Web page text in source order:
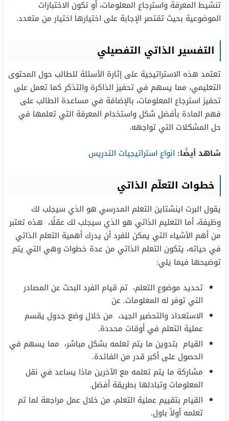
تنشيط المعرفة واسترجاع المعلومات، أو تكون الاختبارات
الموضوعية بحيث تقتصر الإجابة على اختيارها اختيار من متعدد.
التفسير الذاتي التفصيلي
تعتمد هذه الاستراتيجية على إثارة الأسئلة للطالب حول المحتوى
التعليمي، مما يسهم في تحفيز الذاكرة والتذكر كما تعمل على
تحفيز استرجاع المعلومات، بالإضافة في مساعدة الطالب على
فهم المادة بأفضل شكل واستخدام المعرفة التي تعلمها في
حل المشكلات التي تواجهه.
شاهد أيضًا: انواع استراتيجيات التدريس
خطوات التعلّم الذاتي
يقول البرت اينشتاين التعلم المدرسي هو الذي سيجلب لك
وظيفة، أما التعليم الذاتي هو الذي سيجلب لك عقلًا، هذه تعتبر
من أهم الأشياء التي يمكن للفرد أن يدرك أهمية التعلم الذاتي
في حياته، يتكون التعلم الذاتي من عدة خطوات وهي التي يتم
توضيحها فيما يلي:
تحديد موضوع التعلم، تم قيام الفرد البحث عن المصادر
التي توفر له المعلومات. عن
الاستعداد والتحضير الجيد، من خلال وضع جدول يقسم
عملية التعلم في أوقات محددة.
القيام بتدوين ما يتم تعلمه بشكل مباشر، مما يسهم في
الحصول على أكبر قدر من الفائدة.
مشاركة ما يتم تعلمه مع الآخرين ماذا يساعد في نقل
المعلومات وتبادلها بطريقة أفضل.
القيام بتقييم عملية التعلم، من خلال عمل مراجعة لما تم
تعلمه أولاً باول.